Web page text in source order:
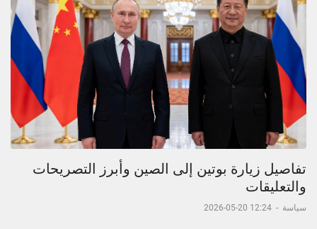
تفاصيل زيارة بوتين إلى الصين وأبرز التصريحات
والتعليقات
سياسة -
12:24 20-05-2026